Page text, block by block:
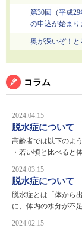
第30回（平成
の申込が始まり
奥が深いぞ！と
コラム
2024.04.15
脱水症について
高齢者では以下のよ
・若い頃と比べる
2024.03.15
脱水症について
脱水症とは「体から
に、体内の水分が不
2024.02.15